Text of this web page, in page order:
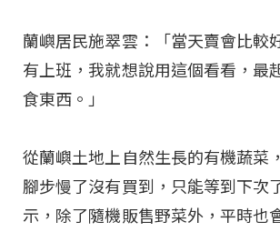
蘭嶼居民施翠雲：「當天賣會比較
有上班，我就想說用這個看看，最
食東西。」
從蘭嶼土地上自然生長的有機蔬菜
腳步慢了沒有買到，只能等到下次
示，除了隨機販售野菜外，平時也